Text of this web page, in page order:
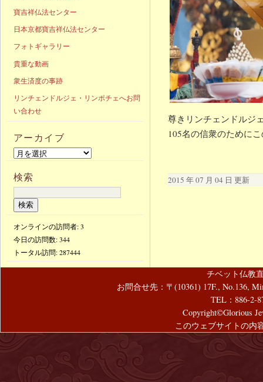
尊きリンチェンドルジ
105名の信衆のために
2015 年 07 月 04 日 更新
寶吉祥仏法センター
日本京都寶吉祥仏法センター
フォトギャラリー
貴重な動画
衆生済度の事跡
リンチェンドルジェ・リンポチェへお問
い合わせ
アーカイブ
検索
オンラインの訪問者: 3
今日の訪問数:344
トータル訪問:287444
チベット仏教
お問合せ先：〒(10361) 17F., No.136,
TEL：886-2-
Copyright©Glorious
このウェブサイトの内